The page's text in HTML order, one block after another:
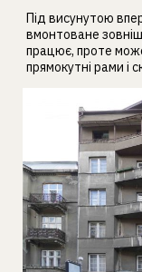
Під висунутою
вмонтоване
працює, проте
прямокутні рами і